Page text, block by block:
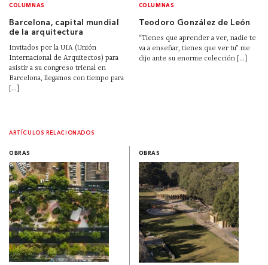
COLUMNAS
Barcelona, capital mundial
de la arquitectura
Invitados por la UIA (Unión
Internacional de Arquitectos) para
asistir a su congreso trienal en
Barcelona, llegamos con tiempo para
[...]
COLUMNAS
Teodoro González de León
“Tienes que aprender a ver, nadie te
va a enseñar, tienes que ver tu” me
dijo ante su enorme colección [...]
ARTÍCULOS RELACIONADOS
OBRAS OBRAS